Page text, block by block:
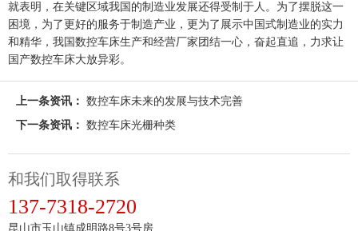
就表明，在关键区域我国的制造业发展还得受制于人。为了摆脱这一
困境，为了更好的服务于制造产业，更为了展示中国式制造业的实力
和精华，我国数控车床生产和经营厂家团结一心，奋起直追，力求让
国产数控车床大放异彩。
上一条资讯： 数控车床未来的发展与技术完善
下一条资讯： 数控车床光栅种类
和我们取得联系
137-7318-2720
昆山市玉山镇成明路8号3号房